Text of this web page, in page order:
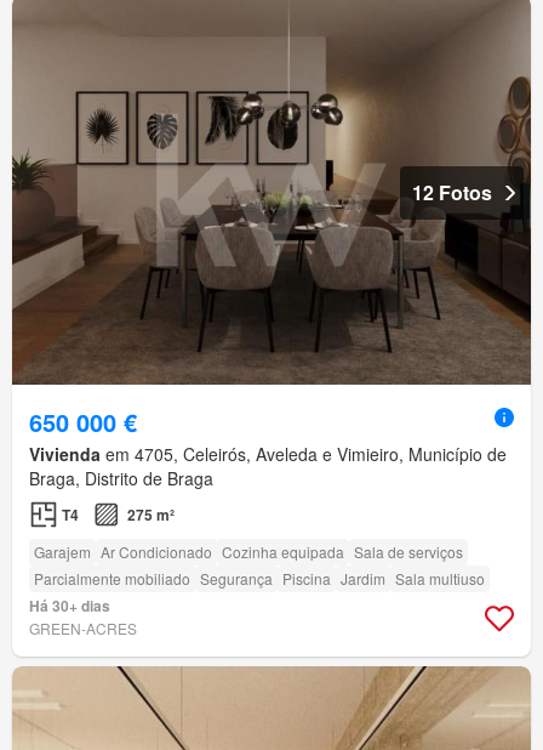
12 Fotos
650 000 €
Vivienda em 4705, Celeirós, Aveleda e Vimieiro, Município de
Braga, Distrito de Braga
T4 275 m²
Garajem Ar Condicionado Cozinha equipada Sala de serviços
Parcialmente mobiliado Segurança Piscina Jardim Sala multiuso
Há 30+ dias
GREEN-ACRES